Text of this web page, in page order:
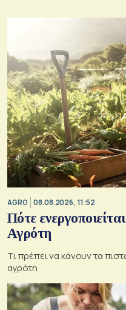
AGRO 08.08.2026, 11:52
Πότε
Αγρότη
Τι πρέπει να κάνουν τα
αγρότη